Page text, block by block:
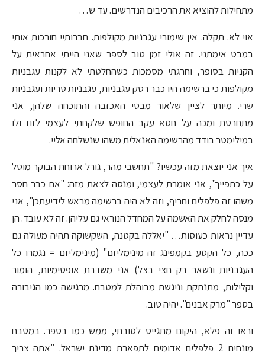
מתחילות להוציא את הרכיבים הנדרשים. עד ש…
אוי לא. תקלה. אין שימורי עגבניות מקולפות. חברותיי חורכות אותי
במבט אימתני. זה אולי זמן טוב לספר שאני הייתי אחראית על
הקניות בסופר, וחרגתי מסמכות כשהחלטתי לא לקנות עגבניות
מקולפות כי ברשימה היו כבר רסק עגבניות, עגבניות טריות ועגבניות
שרי. מיותר לציין שלאור מבטי האכזבה והתוכחה שלהן, אני
מתחרטת ומכה על חטא עקב החופש שלקחתי לעצמי לזוז ולו
במילימטר בודד מהרשימה האנאלית משהו שנשלחה אליי.
איך אני יוצאת מזה עכשיו? "תחשבי מהר, גורל ארוחת הבוקר מוטל
על כתפייך", אני אומרת לעצמי, ומנסה לצאת מזה: "אם כבר חסר
משהו זה פלפלים וחריף, וזה לא היה ברשימה מראש לידיעתכן", אני
מנסה לחלק את האשמה על המחדל הנוראי גם עליהן. זה לא עובד. הן
עדיין נראות כעוסות… "יאללה בקטנה, השקשוקה תהיה מעולה גם
ככה, כל הקטע בקמפינג זה מינימליזם" (מינימליזם = נגמרו כל
העגבניות ונשאר רק חצי בצל) אני משדרת אופטימיות, הומור
וקלילות, מתנתקת וניגשת מבוהלת למטבח. מרגישה כמו הגיבורה
בספר "מרק אבנים". יהיה טוב.
וראו זה פלא, היקום מתגייס לטובתי, ממש כמו בספר. במטבח
מונחים 2 פלפלים אדומים לתפארת מדינת ישראל. "אתה צריך